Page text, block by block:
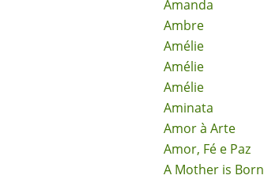
Amanda
Ambre
Amélie
Amélie
Amélie
Aminata
Amor à Arte
Amor, Fé e Paz
A Mother is Born